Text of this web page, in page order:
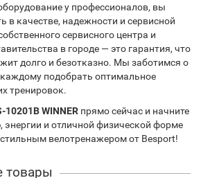
у профессионалов, вы
в качестве, надежности и сервисной
сервисного центра и
в городе — это гарантия, что
долго и безотказно. Мы заботимся о
подобрать оптимальное
тренировок.
10201B WINNER прямо сейчас и начните
энергии и отличной физической форме
велотренажером от Besport!
товары